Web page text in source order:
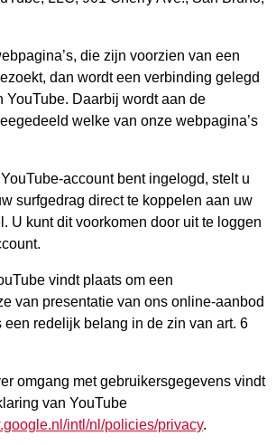
die zijn voorzien van een
dan wordt een verbinding gelegd
YouTube. Daarbij wordt aan de
welke van onze webpagina’s
account bent ingelogd, stelt u
surfgedrag direct te koppelen aan uw
U kunt dit voorkomen door uit te loggen
vindt plaats om een
van presentatie van ons online-aanbod
een redelijk belang in de zin van art. 6
omgang met gebruikersgegevens vindt
van YouTube
intl/nl/policies/privacy.